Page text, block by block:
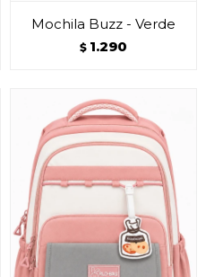
Mochila Buzz - Verde
$ 1.290